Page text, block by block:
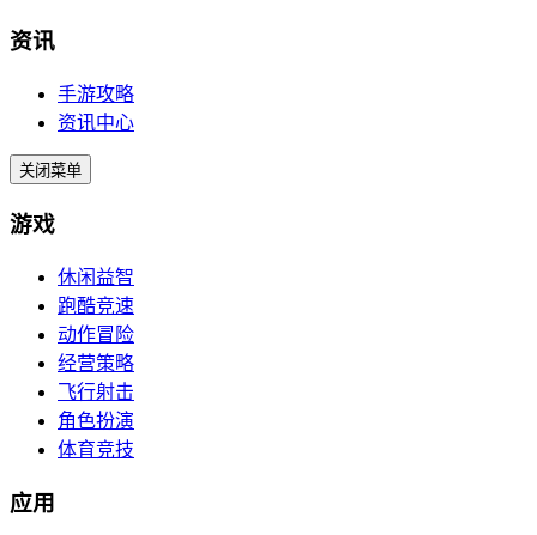
资讯
手游攻略
资讯中心
关闭菜单
游戏
休闲益智
跑酷竞速
动作冒险
经营策略
飞行射击
角色扮演
体育竞技
应用